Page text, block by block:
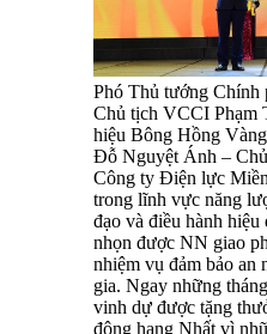
Phó Thủ tướng Chính
Chủ tịch VCCI Phạm
hiệu Bông Hồng
Đỗ Nguyệt Ánh –
Công ty Điện lực
trong lĩnh vực năng
đạo và điều hành
nhọn được NN giao
nhiệm vụ đảm bảo an
gia. Ngay những
vinh dự được tặng
động hạng Nhất vì